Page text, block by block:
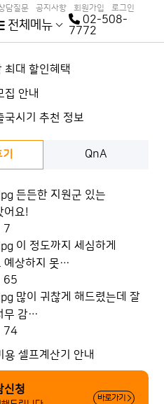
담질문 공지사항 회원가입 로그인
전체메뉴
02-508-
7772
QnA
든든한 지원군 있는
어요!
7
이 정도까지 세심하게
예상하지 못…
65
많이 귀찮게 해드렸는데 잘
무 감…
74
신청
바로가기